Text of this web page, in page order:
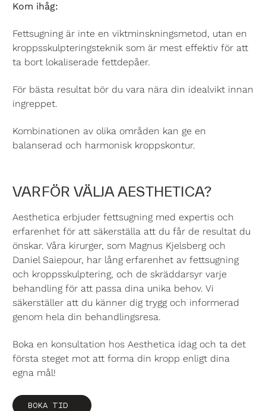
Kom ihåg:
Fettsugning är inte en viktminskningsmetod, utan en
kroppsskulpteringsteknik som är mest effektiv för att
ta bort lokaliserade fettdepåer.
För bästa resultat bör du vara nära din idealvikt innan
ingreppet.
Kombinationen av olika områden kan ge en
balanserad och harmonisk kroppskontur.
VARFÖR VÄLJA AESTHETICA?
Aesthetica erbjuder fettsugning med expertis och
erfarenhet för att säkerställa att du får de resultat du
önskar. Våra kirurger, som Magnus Kjelsberg och
Daniel Saiepour, har lång erfarenhet av fettsugning
och kroppsskulptering, och de skräddarsyr varje
behandling för att passa dina unika behov. Vi
säkerställer att du känner dig trygg och informerad
genom hela din behandlingsresa.
Boka en konsultation hos Aesthetica idag och ta det
första steget mot att forma din kropp enligt dina
egna mål!
BOKA TID